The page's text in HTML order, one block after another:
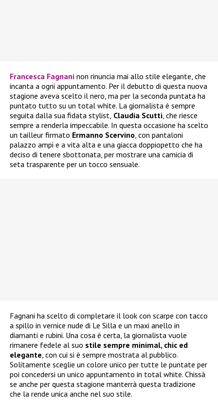
Francesca Fagnani non rinuncia mai allo stile elegante, che
incanta a ogni appuntamento. Per il debutto di questa nuova
stagione aveva scelto il nero, ma per la seconda puntata ha
puntato tutto su un total white. La giornalista è sempre
seguita dalla sua fidata stylist, Claudia Scutti, che riesce
sempre a renderla impeccabile. In questa occasione ha scelto
un tailleur firmato Ermanno Scervino, con pantaloni
palazzo ampi e a vita alta e una giacca doppiopetto che ha
deciso di tenere sbottonata, per mostrare una camicia di
seta trasparente per un tocco sensuale.
Fagnani ha scelto di completare il look con scarpe con tacco
a spillo in vernice nude di Le Silla e un maxi anello in
diamanti e rubini. Una cosa è certa, la giornalista vuole
rimanere fedele al suo stile sempre minimal, chic ed
elegante, con cui si è sempre mostrata al pubblico.
Solitamente sceglie un colore unico per tutte le puntate per
poi concedersi un unico appuntamento in total white. Chissà
se anche per questa stagione manterrà questa tradizione
che la rende unica anche nel suo stile.